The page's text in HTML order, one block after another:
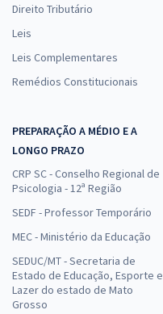
Direito Tributário
Leis
Leis Complementares
Remédios Constitucionais
PREPARAÇÃO A MÉDIO E A
LONGO PRAZO
CRP SC - Conselho Regional de
Psicologia - 12ª Região
SEDF - Professor Temporário
MEC - Ministério da Educação
SEDUC/MT - Secretaria de
Estado de Educação, Esporte e
Lazer do estado de Mato
Grosso